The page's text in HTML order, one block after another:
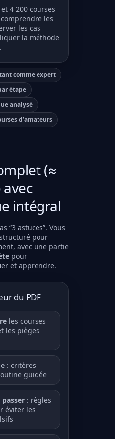
4 200 courses
les
les cas
la méthode
comme expert
étape
analysé
d’amateurs
(≈
avec
intégral
“3 astuces”. Vous
pour
avec une partie
pour
et apprendre.
du PDF
les courses
les pièges
: critères
guidée
passer : règles
éviter les